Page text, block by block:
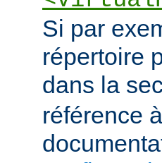
Si par
répertoire
dans la
référence